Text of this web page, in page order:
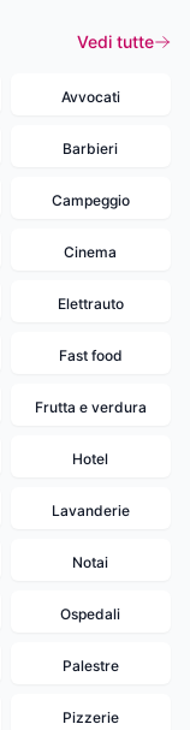
Vedi tutte
Avvocati
Barbieri
Campeggio
Cinema
Elettrauto
Fast food
Frutta e verdura
Hotel
Lavanderie
Notai
Ospedali
Palestre
Pizzerie